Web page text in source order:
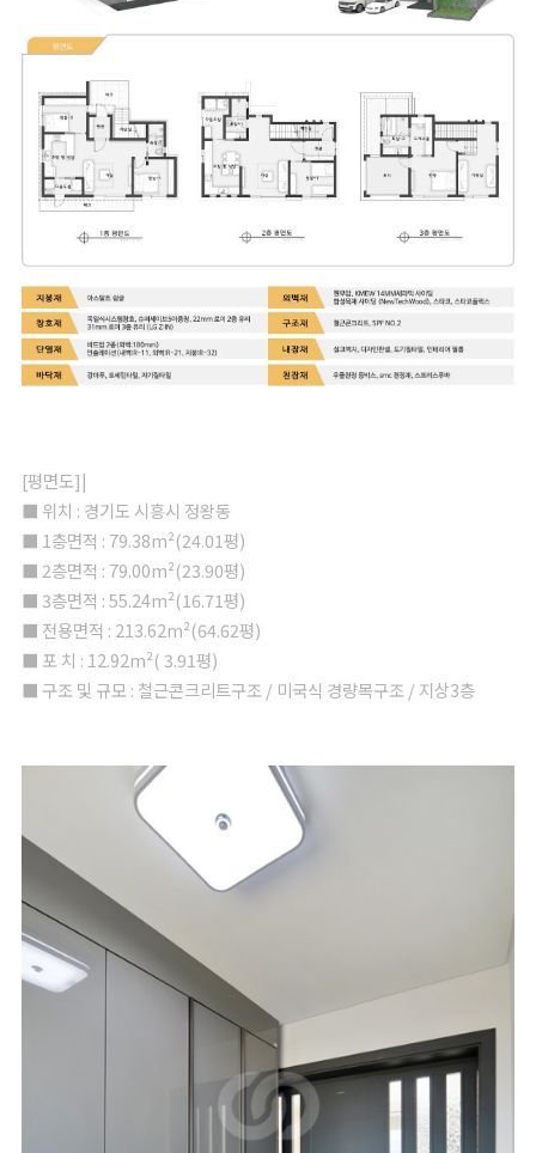
[평면도]|
■ 위치 : 경기도 시흥시 정왕동
■ 1층면적 : 79.38m²(24.01평)
■ 2층면적 : 79.00m²(23.90평)
■ 3층면적 : 55.24m²(16.71평)
■ 전용면적 : 213.62m²(64.62평)
■ 포 치 : 12.92m²( 3.91평)
■ 구조 및 규모 : 철근콘크리트구조 / 미국식 경량목구조 / 지상3층